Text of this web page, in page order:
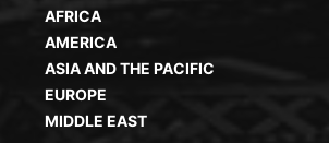
AFRICA
AMERICA
ASIA AND THE PACIFIC
EUROPE
MIDDLE EAST